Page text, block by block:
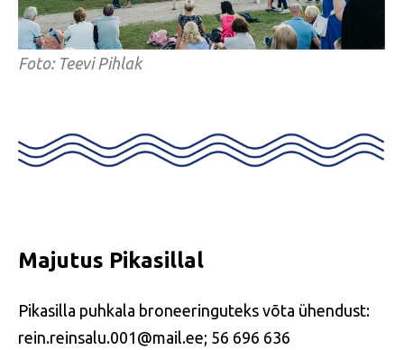
Foto: Teevi Pihlak
Majutus Pikasillal
Pikasilla puhkala broneeringuteks võta ühendust:
rein.reinsalu.001@mail.ee; 56 696 636